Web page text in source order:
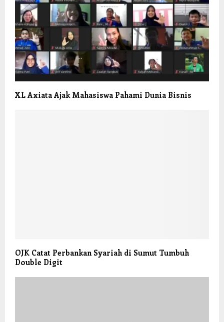
XL Axiata Ajak Mahasiswa Pahami Dunia Bisnis
OJK Catat Perbankan Syariah di Sumut Tumbuh
Double Digit